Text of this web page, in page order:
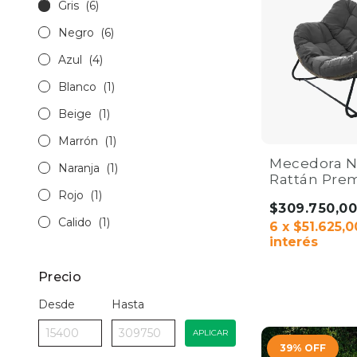
Gris (6)
Negro
(6)
Azul
(4)
Blanco
(1)
Beige
(1)
Marrón
(1)
Naranja
(1)
Rojo
(1)
Calido
(1)
Precio
Desde Hasta
APLICAR
Mecedora
Rattán
Confort
$309.750,00
6 x
interés
39% OFF